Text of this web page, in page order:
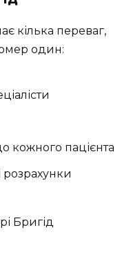
кілька переваг,
один:
кожного пацієнта
розрахунки